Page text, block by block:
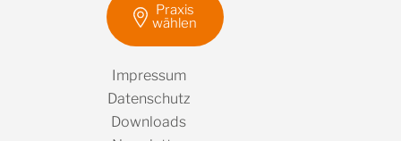
Praxis
wählen
Impressum
Datenschutz
Downloads